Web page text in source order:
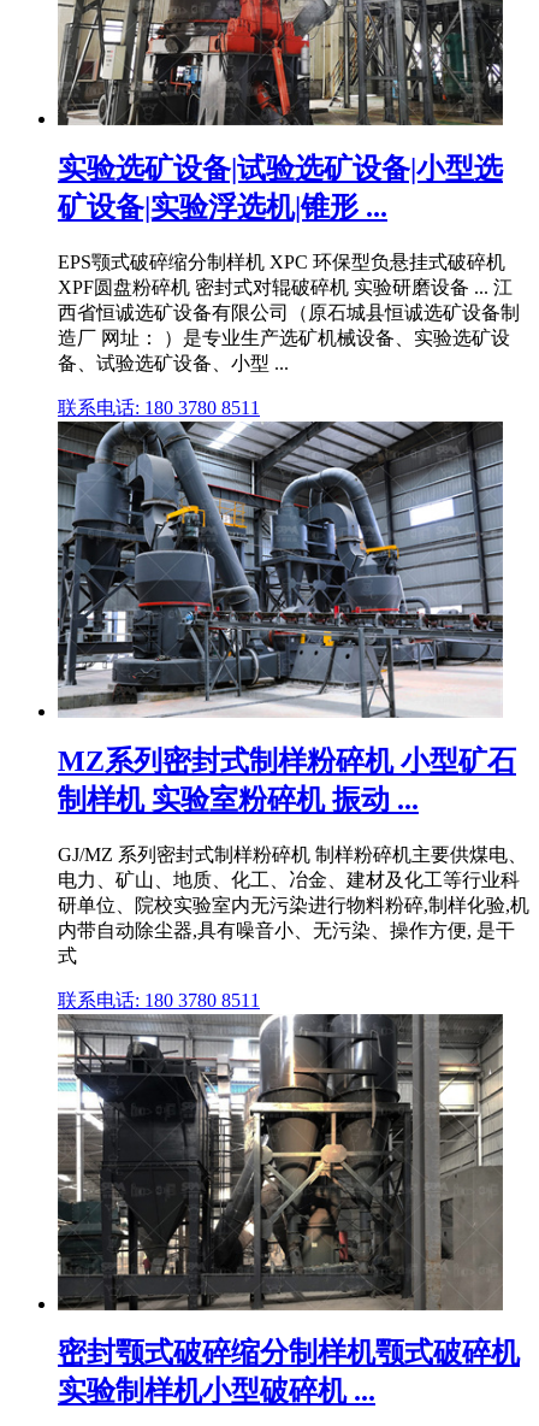
实验选矿设备|试验选矿设备|小型选
矿设备|实验浮选机|锥形 ...
EPS颚式破碎缩分制样机 XPC 环保型负悬挂式破碎机
XPF圆盘粉碎机 密封式对辊破碎机 实验研磨设备 ... 江
西省恒诚选矿设备有限公司（原石城县恒诚选矿设备制
造厂 网址： ）是专业生产选矿机械设备、实验选矿设
备、试验选矿设备、小型 ...
联系电话: 180 3780 8511
MZ系列密封式制样粉碎机 小型矿石
制样机 实验室粉碎机 振动 ...
GJ/MZ 系列密封式制样粉碎机 制样粉碎机主要供煤电、
电力、矿山、地质、化工、冶金、建材及化工等行业科
研单位、院校实验室内无污染进行物料粉碎,制样化验,机
内带自动除尘器,具有噪音小、无污染、操作方便, 是干
式
联系电话: 180 3780 8511
密封颚式破碎缩分制样机颚式破碎机
实验制样机小型破碎机 ...